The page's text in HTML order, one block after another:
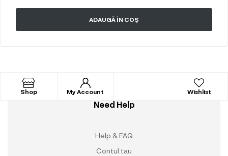
ADAUGĂ ÎN COȘ
Shop My Account Wishlist
Need Help
Help & FAQ
Contul tau